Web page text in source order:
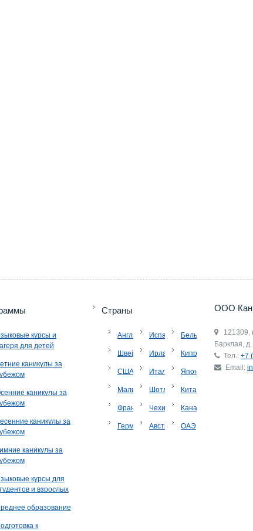
курсы и
для детей
каникулы за
каникулы за
каникулы за
каникулы за
курсы для
и взрослых
образование
к
Страны
Англия
Швейцария
США
Мальта
Франция
Германия
Испания
Ирландия
Италия
Шотландия
Чехия
Австрия
Бельгия
Кипр
Япония
Китай
Канада
ОАЭ
ООО
121309,
Барклая,
Тел.: +7
Email: